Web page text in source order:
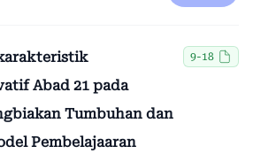
Abad 21 pada
Tumbuhan dan
Pembelajaaran
9-18